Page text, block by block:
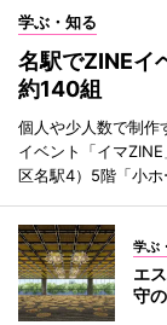
学ぶ・知る
名駅でZINEイ
約140組
個人や少人数で制作
イベント「イマ
区名駅4）5階「小ホ
学ぶ
エ
守